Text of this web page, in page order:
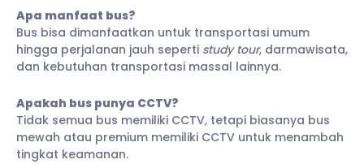
Apa manfaat bus?
Bus bisa dimanfaatkan untuk transportasi umum
hingga perjalanan jauh seperti study tour, darmawisata,
dan kebutuhan transportasi massal lainnya.
Apakah bus punya CCTV?
Tidak semua bus memiliki CCTV, tetapi biasanya bus
mewah atau premium memiliki CCTV untuk menambah
tingkat keamanan.